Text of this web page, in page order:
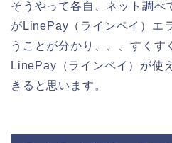
そうやって各自、ネット調べ
がLinePay（ラインペイ）エ
うことが分かり、、、すくす
LinePay（ラインペイ）が使
きると思います。